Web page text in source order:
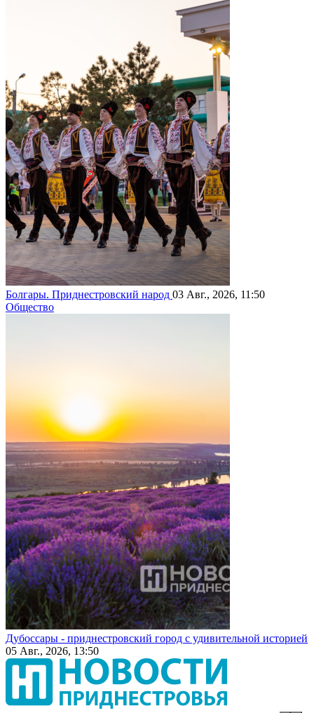
Болгары. Приднестровский народ 03 Авг., 2026, 11:50
Общество
Дубоссары - приднестровский город с удивительной историей
05 Авг., 2026, 13:50